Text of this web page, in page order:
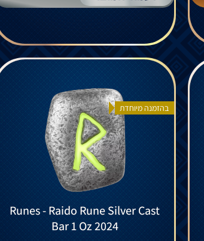
בהזמנה מיוחדת
Runes - Raido Rune Silver Cast
Bar 1 Oz 2024